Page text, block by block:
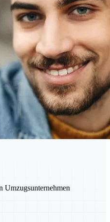
Umzugsunternehmen